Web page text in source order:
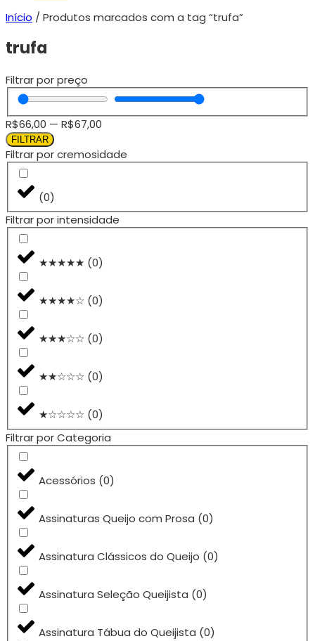
Início / Produtos marcados com a tag “trufa”
trufa
Filtrar por preço
R$66,00 — R$67,00
FILTRAR
Filtrar por cremosidade
(0)
Filtrar por intensidade
★★★★★ (0)
★★★★☆ (0)
★★★☆☆ (0)
★★☆☆☆ (0)
★☆☆☆☆ (0)
Filtrar por Categoria
Acessórios (0)
Assinaturas Queijo com Prosa (0)
Assinatura Clássicos do Queijo (0)
Assinatura Seleção Queijista (0)
Assinatura Tábua do Queijista (0)